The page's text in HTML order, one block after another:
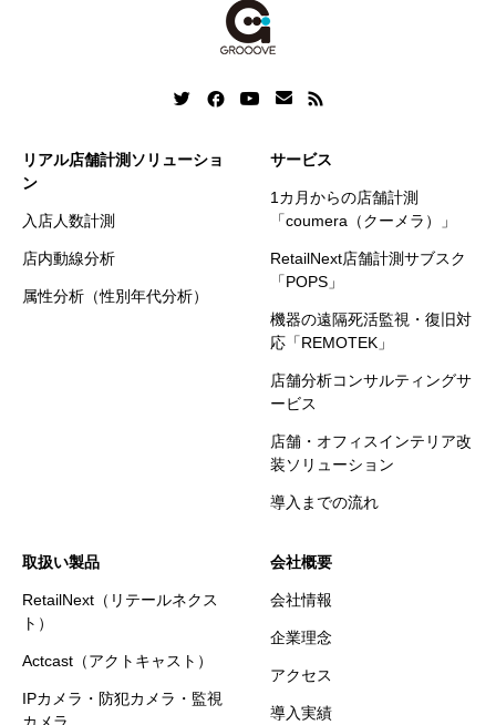
リアル店舗計測ソリューショ
ン
入店人数計測
店内動線分析
属性分析（性別年代分析）
サービス
1カ月からの店舗計測
「coumera（クーメラ）」
RetailNext店舗計測サブスク
「POPS」
機器の遠隔死活監視・復旧対
応「REMOTEK」
店舗分析コンサルティングサ
ービス
店舗・オフィスインテリア改
装ソリューション
導入までの流れ
取扱い製品
RetailNext（リテールネクス
ト）
Actcast（アクトキャスト）
IPカメラ・防犯カメラ・監視
会社概要
会社情報
企業理念
アクセス
導入実績